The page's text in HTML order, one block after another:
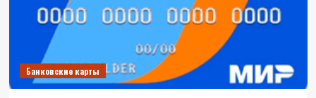
Банковские карты